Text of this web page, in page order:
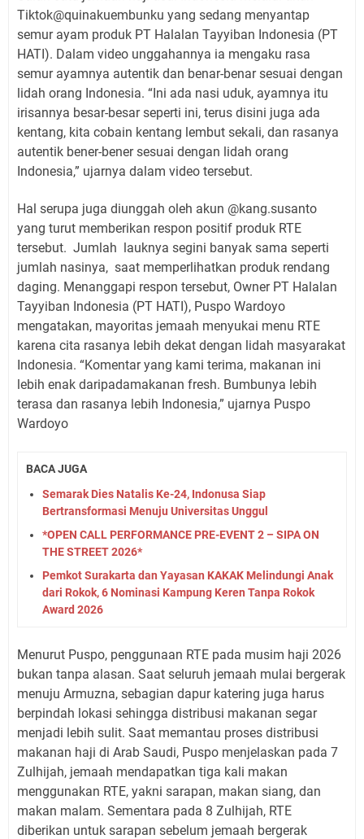
Tiktok@quinakuembunku yang sedang menyantap
semur ayam produk PT Halalan Tayyiban Indonesia (PT
HATI). Dalam video unggahannya ia mengaku rasa
semur ayamnya autentik dan benar-benar sesuai dengan
lidah orang Indonesia. “Ini ada nasi uduk, ayamnya itu
irisannya besar-besar seperti ini, terus disini juga ada
kentang, kita cobain kentang lembut sekali, dan rasanya
autentik bener-bener sesuai dengan lidah orang
Indonesia,” ujarnya dalam video tersebut.
Hal serupa juga diunggah oleh akun @kang.susanto
yang turut memberikan respon positif produk RTE
tersebut. Jumlah lauknya segini banyak sama seperti
jumlah nasinya, saat memperlihatkan produk rendang
daging. Menanggapi respon tersebut, Owner PT Halalan
Tayyiban Indonesia (PT HATI), Puspo Wardoyo
mengatakan, mayoritas jemaah menyukai menu RTE
karena cita rasanya lebih dekat dengan lidah masyarakat
Indonesia. “Komentar yang kami terima, makanan ini
lebih enak daripadamakanan fresh. Bumbunya lebih
terasa dan rasanya lebih Indonesia,” ujarnya Puspo
Wardoyo
BACA JUGA
Semarak Dies Natalis Ke-24, Indonusa Siap
Bertransformasi Menuju Universitas Unggul
*OPEN CALL PERFORMANCE PRE-EVENT 2 – SIPA ON
THE STREET 2026*
Pemkot Surakarta dan Yayasan KAKAK Melindungi Anak
dari Rokok, 6 Nominasi Kampung Keren Tanpa Rokok
Award 2026
Menurut Puspo, penggunaan RTE pada musim haji 2026
bukan tanpa alasan. Saat seluruh jemaah mulai bergerak
menuju Armuzna, sebagian dapur katering juga harus
berpindah lokasi sehingga distribusi makanan segar
menjadi lebih sulit. Saat memantau proses distribusi
makanan haji di Arab Saudi, Puspo menjelaskan pada 7
Zulhijah, jemaah mendapatkan tiga kali makan
menggunakan RTE, yakni sarapan, makan siang, dan
makan malam. Sementara pada 8 Zulhijah, RTE
diberikan untuk sarapan sebelum jemaah bergerak